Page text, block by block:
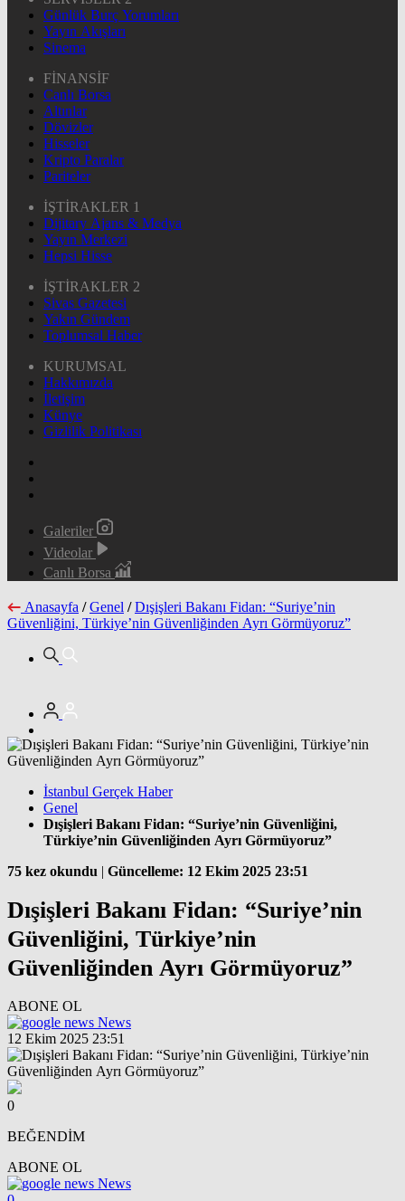
Günlük Burç Yorumları
Yayın Akışları
Sinema
FİNANSİF
Canlı Borsa
Altınlar
Dövizler
Hisseler
Kripto Paralar
Pariteler
İŞTİRAKLER 1
Dijitary Ajans & Medya
Yayın Merkezi
Hepsi Hisse
İŞTİRAKLER 2
Sivas Gazetesi
Yakın Gündem
Toplumsal Haber
KURUMSAL
Hakkımızda
İletişim
Künye
Gizlilik Politikası
Galeriler
Videolar
Canlı Borsa
Anasayfa / Genel / Dışişleri Bakanı Fidan: “Suriye’nin
Güvenliğini, Türkiye’nin Güvenliğinden Ayrı Görmüyoruz”
İstanbul Gerçek Haber
Genel
Dışişleri Bakanı Fidan: “Suriye’nin Güvenliğini,
Türkiye’nin Güvenliğinden Ayrı Görmüyoruz”
75 kez okundu | Güncelleme: 12 Ekim 2025 23:51
Dışişleri Bakanı Fidan: “Suriye’nin
Güvenliğini, Türkiye’nin
Güvenliğinden Ayrı Görmüyoruz”
ABONE OL
News
12 Ekim 2025 23:51
0
BEĞENDİM
ABONE OL
News